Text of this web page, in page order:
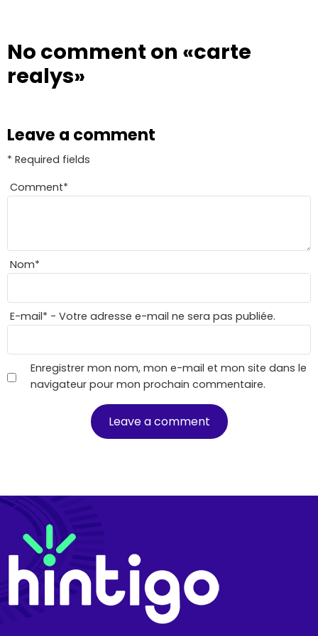
No comment on «carte
realys»
Leave a comment
* Required fields
Comment*
Nom*
E-mail* - Votre adresse e-mail ne sera pas publiée.
Enregistrer mon nom, mon e-mail et mon site dans le
navigateur pour mon prochain commentaire.